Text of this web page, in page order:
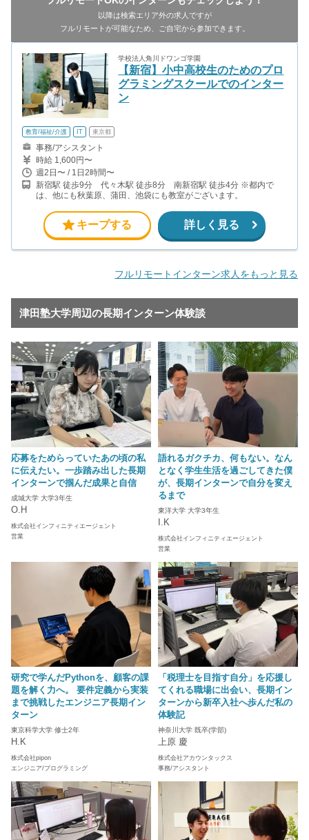
以降は検索エリア外の求人ですが
フルリモートが可能なため、ご自宅から参加できます。
学校法人角川ドワンゴ学園
【新宿】小中高校生のためのプロ
グラミングスクールでのインター
ン
教育/福祉/介護 IT 東京都
事務/アシスタント
時給 1,600円〜
週2日〜 / 1日2時間〜
新宿駅 徒歩9分 代々木駅 徒歩8分 南新宿駅 徒歩4分 ※都内で
は、他にも秋葉原、蒲田、池袋にも教室がございます。
キープする 詳しく見る
フルリモートインターン求人をもっと見る
津田塾大学周辺の長期インターン体験談
応募をためらっていたあの頃の私
に伝えたい。一歩踏み出した長期
インターンで掴んだ成果と自信
成城大学 大学3年生
O.H
株式会社インフィニティエージェント
営業
語れるガクチカ、何もない。なん
となく学生生活を過ごしてきた僕
が、長期インターンで自分を変え
るまで
東洋大学 大学3年生
I.K
株式会社インフィニティエージェント
営業
研究で学んだPythonを、顧客の課
題を解く力へ。 要件定義から実装
まで挑戦したエンジニア長期イン
ターン
東京科学大学 修士2年
H.K
株式会社pipon
エンジニア/プログラミング
「税理士を目指す自分」を応援し
てくれる職場に出会い、長期イン
ターンから新卒入社へ歩んだ私の
体験記
神奈川大学 既卒(学部)
上原 慶
株式会社アカウンタックス
事務/アシスタント